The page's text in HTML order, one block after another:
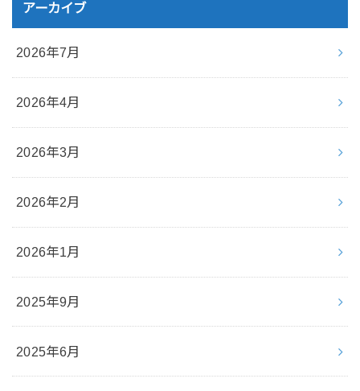
アーカイブ
2026年7月
2026年4月
2026年3月
2026年2月
2026年1月
2025年9月
2025年6月